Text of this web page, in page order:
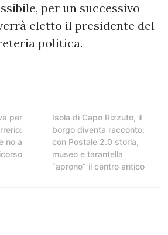
per un successivo
eletto il presidente del
politica.
per
no a
Isola di Capo Rizzuto, il
borgo diventa racconto:
con Postale 2.0 storia,
museo e tarantella
“aprono” il centro antico